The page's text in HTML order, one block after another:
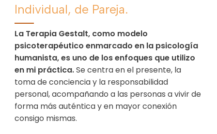
Individual, de Pareja.
La Terapia Gestalt, como modelo
psicoterapéutico enmarcado en la psicología
humanista, es uno de los enfoques que utilizo
en mi práctica.Se centra en el presente, la
toma de conciencia y la responsabilidad
personal, acompañando a las personas a vivir de
forma más auténtica y en mayor conexión
consigo mismas.